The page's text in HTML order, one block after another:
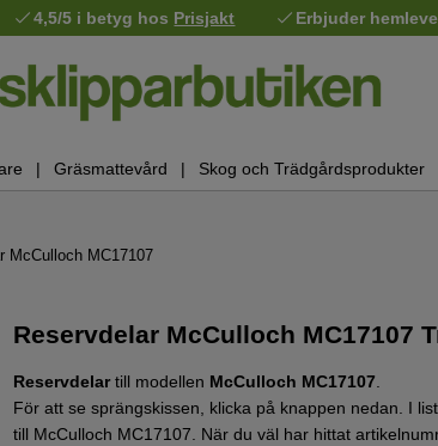
4,5/5 i betyg hos Prisjakt Erbjuder
Gräsmattevård Skog och Trädgårdsprodukter
McCulloch MC17107
Reservdelar McCulloch MC17107
Reservdelartill modellen McCulloch MC17107.
För att se sprängskissen, klicka på knappen nedan. I
till McCulloch MC17107. När du väl har hittat